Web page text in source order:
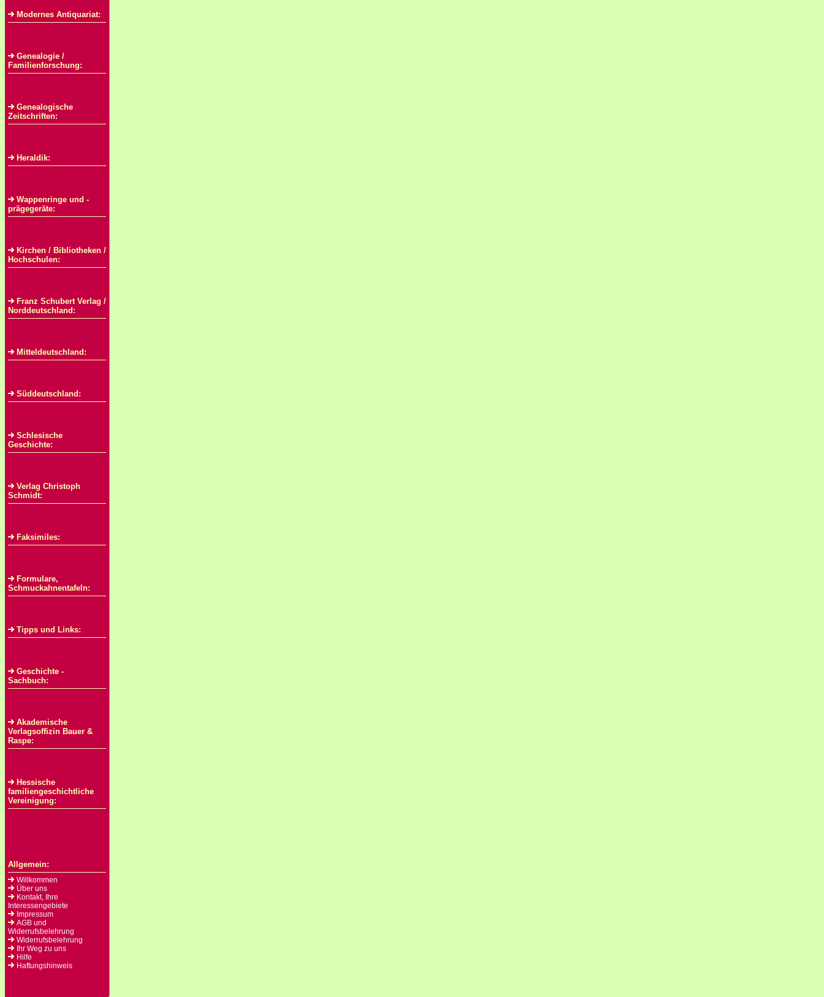
Modernes Antiquariat:
Genealogie /
Familienforschung:
Genealogische
Zeitschriften:
Heraldik:
Wappenringe und -
prägegeräte:
Kirchen / Bibliotheken /
Hochschulen:
Franz Schubert Verlag /
Norddeutschland:
Mitteldeutschland:
Süddeutschland:
Schlesische
Geschichte:
Verlag Christoph
Schmidt:
Faksimiles:
Formulare,
Schmuckahnentafeln:
Tipps und Links:
Geschichte -
Sachbuch:
Akademische
Verlagsoffizin Bauer &
Raspe:
Hessische
familiengeschichtliche
Vereinigung:
Allgemein:
Willkommen
Über uns
Kontakt, Ihre
Interessengebiete
Impressum
AGB und
Widerrufsbelehrung
Widerrufsbelehrung
Ihr Weg zu uns
Hilfe
Haftungshinweis